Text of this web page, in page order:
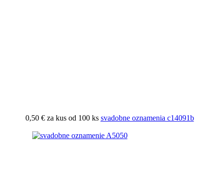
0,50 € za kus od 100 ks svadobne oznamenia c14091b